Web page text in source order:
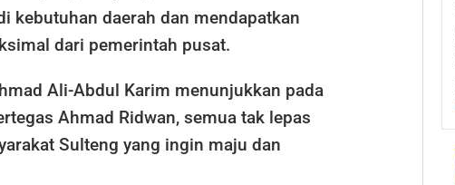
kebutuhan daerah dan mendapatkan
dari pemerintah pusat.
Ali-Abdul Karim menunjukkan pada
Ahmad Ridwan, semua tak lepas
Sulteng yang ingin maju dan